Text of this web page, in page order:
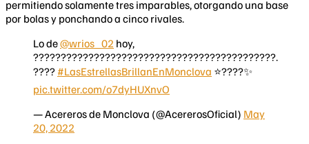
permitiendo solamente tres imparables, otorgando una base
por bolas y ponchando a cinco rivales.
Lo de@wrios_02 hoy,
????????????????????????????????????????????.
???? #LasEstrellasBrillanEnMonclova ⭐????✨
pic.twitter.com/o7dyHUXnvO
— Acereros de Monclova (@AcererosOficial) May
20, 2022